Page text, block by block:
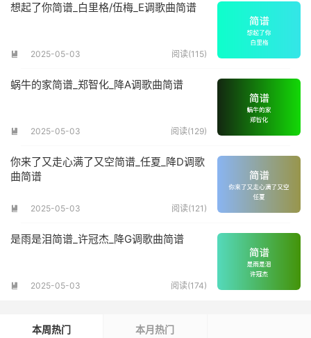
想起了你简谱_白里格/伍梅_E调歌曲简谱
 2025-05-03 阅读(115)
蜗牛的家简谱_郑智化_降A调歌曲简谱
 2025-05-03 阅读(129)
你来了又走心满了又空简谱_任夏_降D调歌
曲简谱
 2025-05-03 阅读(121)
是雨是泪简谱_许冠杰_降G调歌曲简谱
 2025-05-03 阅读(174)
本周热门 本月热门